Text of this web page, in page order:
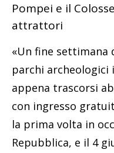
Pompei e il
attrattori
«Un fine settimana
parchi
appena trascorsi
con ingresso
la prima volta in
Repubblica, e il 4